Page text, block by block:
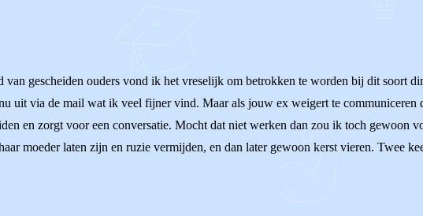
gescheiden ouders vond ik het vreselijk om betrokken te worden bij dit soort
uit via de mail wat ik veel fijner vind. Maar als jouw ex weigert te communiceren
en zorgt voor een conversatie. Mocht dat niet werken dan zou ik toch gewoon
moeder laten zijn en ruzie vermijden, en dan later gewoon kerst vieren. Twee